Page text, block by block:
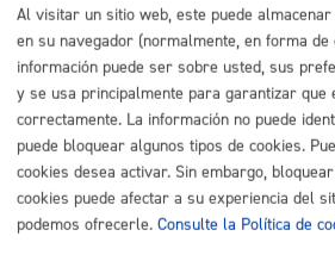
ONLINE
PRESENCIAL
TELÉFONO
MÁQUINA
Subvenciones para la realización de
normalización del euskera:
certificado electrónico
Al visitar un sitio web, este puede
en su navegador (normalmente, en forma de
información puede ser sobre usted, sus
y se usa principalmente para garantizar que
correctamente. La información no puede
puede bloquear algunos tipos de cookies.
cookies desea activar. Sin embargo,
cookies puede afectar a su experiencia del
podemos ofrecerle. Consulte la Política de